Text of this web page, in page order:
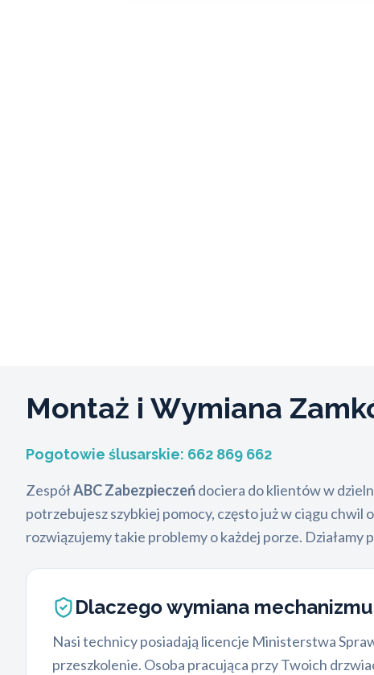
Montaż i Wymiana
Pogotowie ślusarskie: 662 869 662
ZespółABC Zabezpieczeńdociera do klientów w
potrzebujesz szybkiej pomocy, często już w ciągu chwil
rozwiązujemy takie problemy o każdej porze.
Dlaczego wymiana
Nasi technicy posiadają licencje Ministerstwa
przeszkolenie. Osoba pracująca przy Twoich